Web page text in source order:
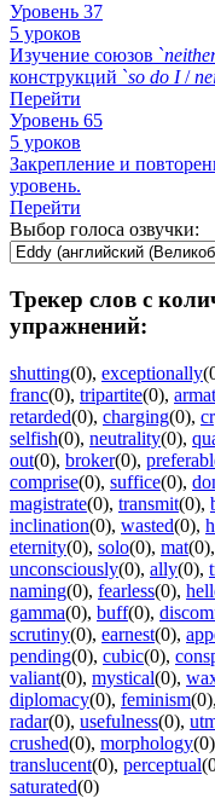
Уровень 37
5 уроков
Изучение союзов `
конструкций `so do I/
Перейти
Уровень 65
5 уроков
Закрепление и
уровень.
Перейти
Выбор голоса озвучки:
Трекер слов с
упражнений:
shutting(0), exceptionally
franc(0), tripartite(0),
retarded(0), charging(0),
selfish(0), neutrality(0),
out(0), broker(0),
comprise(0), suffice(0),
magistrate(0), transmit(0),
inclination(0), wasted(0),
eternity(0), solo(0), mat(0),
unconsciously(0), ally(0),
naming(0), fearless(0),
gamma(0), buff(0),
scrutiny(0), earnest(0),
pending(0), cubic(0),
valiant(0), mystical(0),
diplomacy(0), feminism(0),
radar(0), usefulness(0),
crushed(0), morphology(0)
translucent(0), perceptual
saturated(0)